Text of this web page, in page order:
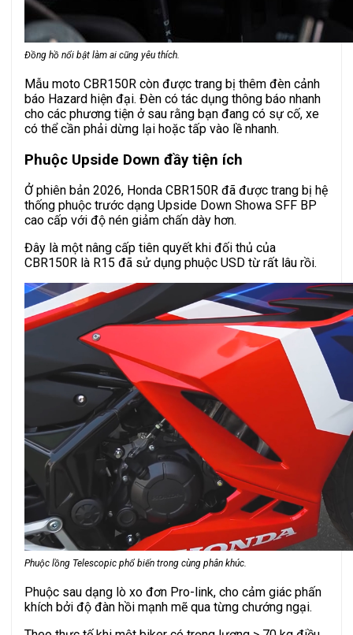
Đồng hồ nổi bật làm ai cũng yêu thích.
Mẫu moto CBR150R còn được trang bị thêm đèn cảnh
báo Hazard hiện đại. Đèn có tác dụng thông báo nhanh
cho các phương tiện ở sau rằng bạn đang có sự cố, xe
có thể cần phải dừng lại hoặc tấp vào lề nhanh.
Phuộc Upside Down đầy tiện ích
Ở phiên bản 2026, Honda CBR150R đã được trang bị hệ
thống phuộc trước dạng Upside Down Showa SFF BP
cao cấp với độ nén giảm chấn dày hơn.
Đây là một nâng cấp tiên quyết khi đối thủ của
CBR150R là R15 đã sử dụng phuộc USD từ rất lâu rồi.
Phuộc lồng Telescopic phổ biến trong cùng phân khúc.
Phuộc sau dạng lò xo đơn Pro-link, cho cảm giác phấn
khích bởi độ đàn hồi mạnh mẽ qua từng chướng ngại.